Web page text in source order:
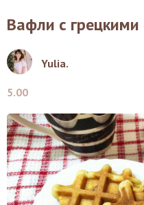
Вафли с
Yulia.
5.00